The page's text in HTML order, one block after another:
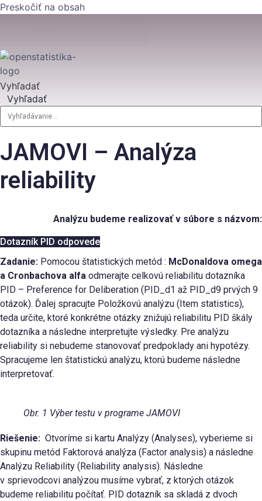
Preskočiť na obsah
Vyhľadať
Vyhľadať
JAMOVI – Analýza
reliability
Analýzu budeme realizovať v súbore s názvom:
Dotazník PID odpovede
Zadanie: Pomocou štatistických metód : McDonaldova omega
a Cronbachova alfa odmerajte celkovú reliabilitu dotazníka
PID – Preference for Deliberation (PID_d1 až PID_d9 prvých 9
otázok). Ďalej spracujte Položkovú analýzu (Item statistics),
teda určite, ktoré konkrétne otázky znižujú reliabilitu PID škály
dotazníka a následne interpretujte výsledky. Pre analýzu
reliability si nebudeme stanovovať predpoklady ani hypotézy.
Spracujeme len štatistickú analýzu, ktorú budeme následne
interpretovať.
Obr. 1 Výber testu v programe JAMOVI
Riešenie: Otvoríme si kartu Analýzy (Analyses), vyberieme si
skupinu metód Faktorová analýza (Factor analysis) a následne
Analýzu Reliability (Reliability analysis). Následne
v sprievodcovi analýzou musíme vybrať, z ktorých otázok
budeme reliabilitu počítať. PID dotazník sa skladá z dvoch